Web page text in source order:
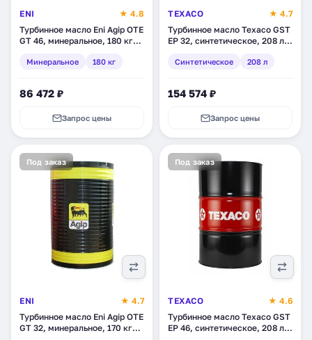
ENI
★ 4.8
Турбинное масло Eni Agip OTE
GT 46, минеральное, 180 кг
Минеральное 180 кг
86 472 ₽
Запрос цены
TEXACO
★ 4.7
Турбинное масло Texaco GST
EP 32, синтетическое, 208 л
Синтетическое 208 л
154 574 ₽
Запрос цены
Под заказ
ENI
★ 4.7
Турбинное масло Eni Agip OTE
GT 32, минеральное, 170 кг
Под заказ
TEXACO
★ 4.6
Турбинное масло Texaco GST
EP 46, синтетическое, 208 л